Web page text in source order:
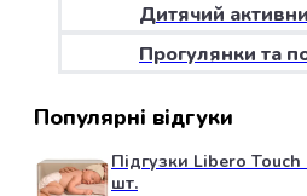
Бакалія
Олія
Сухі
сніданки
Дитячий
Прогулянки та
Популярні відгуки
Підгузки Libero Touch
шт.